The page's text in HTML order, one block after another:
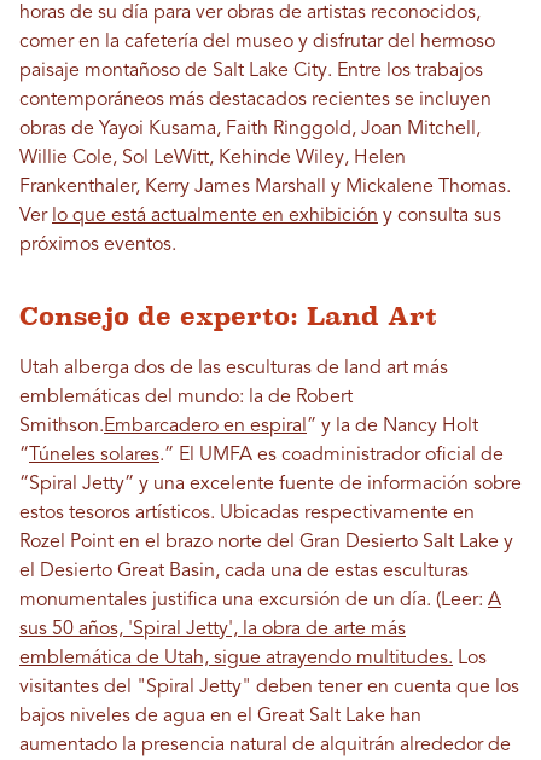
horas de su día para ver obras de artistas reconocidos,
comer en la cafetería del museo y disfrutar del hermoso
paisaje montañoso de Salt Lake City. Entre los trabajos
contemporáneos más destacados recientes se incluyen
obras de Yayoi Kusama, Faith Ringgold, Joan Mitchell,
Willie Cole, Sol LeWitt, Kehinde Wiley, Helen
Frankenthaler, Kerry James Marshall y Mickalene Thomas.
Ver lo que está actualmente en exhibición y consulta sus
próximos eventos.
Consejo de experto: Land Art
Utah alberga dos de las esculturas de land art más
emblemáticas del mundo: la de Robert
Smithson.Embarcadero en espiral ” y la de Nancy Holt
“
Túneles solares.” El UMFA es coadministrador oficial de
“Spiral Jetty” y una excelente fuente de información sobre
estos tesoros artísticos. Ubicadas respectivamente en
Rozel Point en el brazo norte del Gran Desierto Salt Lake y
el Desierto Great Basin, cada una de estas esculturas
monumentales justifica una excursión de un día. (Leer: A
sus 50 años, 'Spiral Jetty', la obra de arte más
emblemática de Utah, sigue atrayendo multitudes. Los
visitantes del "Spiral Jetty" deben tener en cuenta que los
bajos niveles de agua en el Great Salt Lake han
aumentado la presencia natural de alquitrán alrededor de